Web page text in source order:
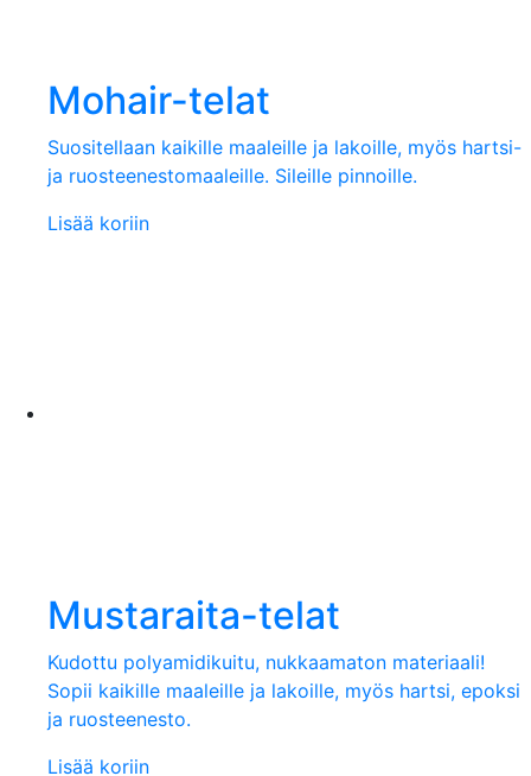
Mohair-telat
Suositellaan kaikille maaleille ja lakoille, myös hartsi-
ja ruosteenestomaaleille. Sileille pinnoille.
Lisää koriin
Mustaraita-telat
Kudottu polyamidikuitu, nukkaamaton materiaali!
Sopii kaikille maaleille ja lakoille, myös hartsi, epoksi
ja ruosteenesto.
Lisää koriin